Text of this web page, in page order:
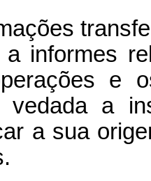
a informes
e
vedada a
a sua